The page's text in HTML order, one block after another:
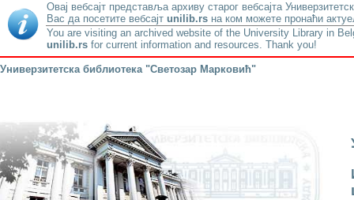
Овај вебсајт представља архиву старог вебсајта
Вас да посетите вебсајт unilib.rs на ком можете пронаћи
You are visiting an archived website of the University Library in
unilib.rs for current information and resources. Thank you!
Универзитетска библиотека "Светозар Марковић"